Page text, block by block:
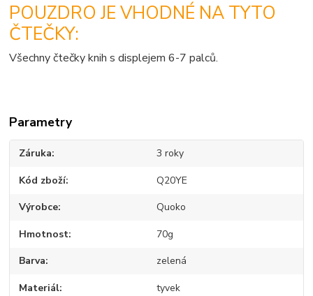
POUZDRO JE VHODNÉ NA TYTO
ČTEČKY:
Všechny čtečky knih s displejem 6-7 palců.
Parametry
Záruka 3 roky
Kód zboží Q20YE
Výrobce Quoko
Hmotnost 70g
Barva zelená
Materiál tyvek